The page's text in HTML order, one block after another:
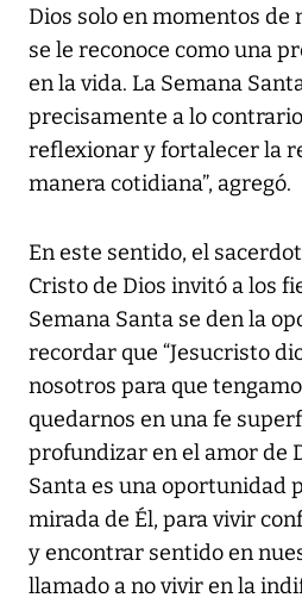
Dios solo en momentos de
se le reconoce como una
en la vida. La Semana
precisamente a lo
reflexionar y fortalecer la
manera cotidiana”, agregó.
En este sentido, el
Cristo de Dios invitó a los
Semana Santa se den la
recordar que “Jesucristo
nosotros para que
quedarnos en una fe
profundizar en el amor de
Santa es una oportunidad
mirada de Él, para vivir
y encontrar sentido en
llamado a no vivir en la